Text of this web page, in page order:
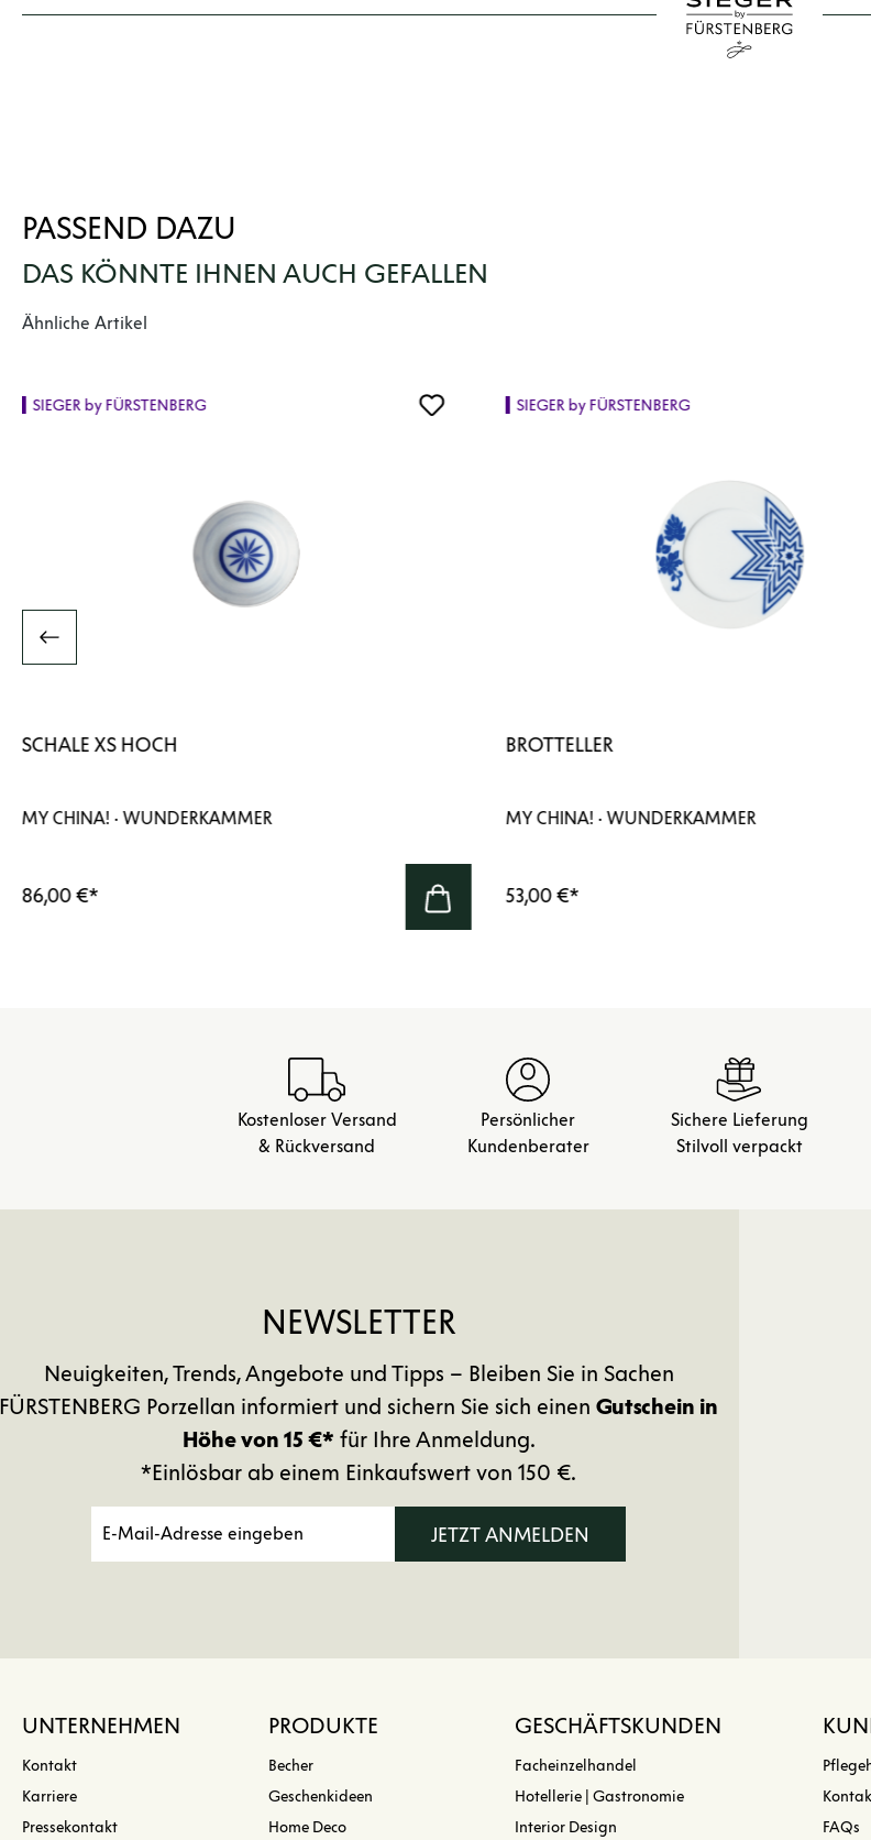
PASSEND DAZU
DAS KÖNNTE IHNEN AUCH GEFALLEN
Produktgalerie überspringen
Ähnliche Artikel
SIEGER by FÜRSTENBERG
SCHALE XS HOCH
MY CHINA! · WUNDERKAMMER
86,00 €*
SIEGER by FÜRSTENBERG
BROTTELLER
MY CHINA! · WUNDERKAMMER
53,00 €*
Kostenloser Versand
& Rückversand
Persönlicher
Kundenberater
Sichere Lieferung
Stilvoll verpackt
NEWSLETTER
Neuigkeiten, Trends, Angebote und Tipps – Bleiben Sie in Sachen
FÜRSTENBERG Porzellan informiert und sichern Sie sich einen Gutschein in
Höhe von 15 €* für Ihre Anmeldung.
*Einlösbar ab einem Einkaufswert von 150 €.
JETZT ANMELDEN
UNTERNEHMEN
Kontakt
Karriere
Pressekontakt
PRODUKTE
Becher
Geschenkideen
Home Deco
GESCHÄFTSKUNDEN
Facheinzelhandel
Hotellerie | Gastronomie
Interior Design
FAQs